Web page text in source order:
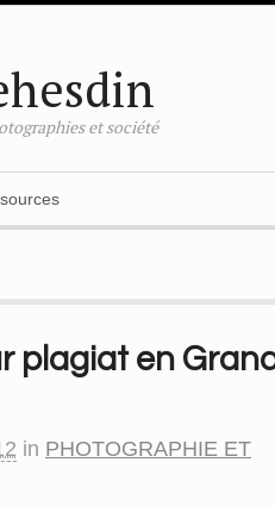
et société
plagiat en
in PHOTOGRAPHIE ET